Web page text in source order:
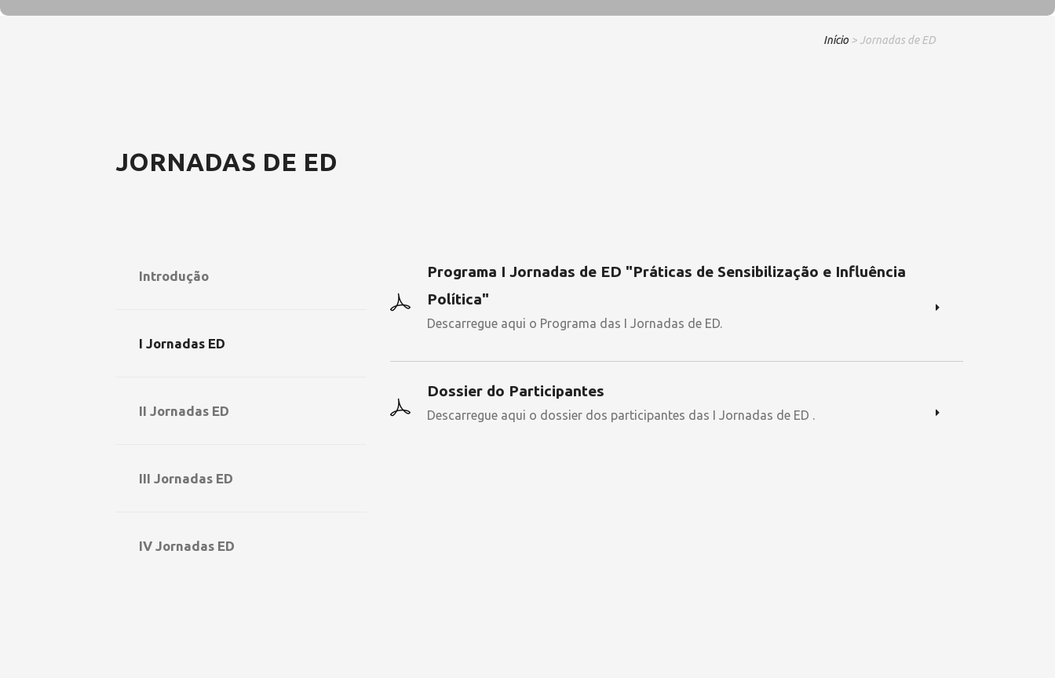
Início > Jornadas de ED
JORNADAS DE ED
Introdução
I Jornadas ED
II Jornadas ED
III Jornadas ED
IV Jornadas ED
Programa I Jornadas de ED "Práticas de Sensibilização e Influência
Política"
Descarregue aqui o Programa das I Jornadas de ED.
Dossier do Participantes
Descarregue aqui o dossier dos participantes das I Jornadas de ED .